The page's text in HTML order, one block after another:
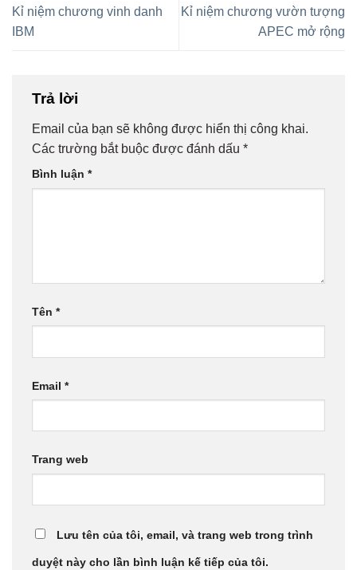
Kỉ niệm chương vinh danh
IBM
Kỉ niệm chương vườn tượng
APEC mở rộng
Trả lời
Email của bạn sẽ không được hiển thị công khai.
Các trường bắt buộc được đánh dấu *
Bình luận *
Tên *
Email *
Trang web
Lưu tên của tôi, email, và trang web trong trình
duyệt này cho lần bình luận kế tiếp của tôi.